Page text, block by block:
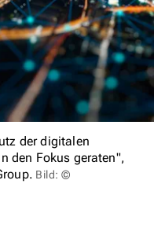
der digitalen
den Fokus geraten",
Bild: ©